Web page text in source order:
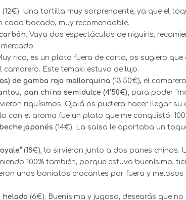
(12€). Una tortilla muy sorprendente, ya que el
cada bocado, muy recomendable.
. Vaya dos espectáculos de niguiris,
rico, es un plato fuera de carta, os sugiero que
camarero. Este temaki estuvo de lujo.
de gamba roja mallorquina (13’50€), el
pan chino semidulce (4’50€), para poder
riquísimos. Ojalá os pudiera hacer llegar su
con el aroma fue un plato que me conquistó.
japonés (14€). La salsa le aportaba un
(18€), lo sirvieron junto a dos panes chinos.
100% también, porque estuvo buenísimo,
unos boniatos crocantes por fuera y melosos
helado (6€). Buenísima y jugosa, desearás que no